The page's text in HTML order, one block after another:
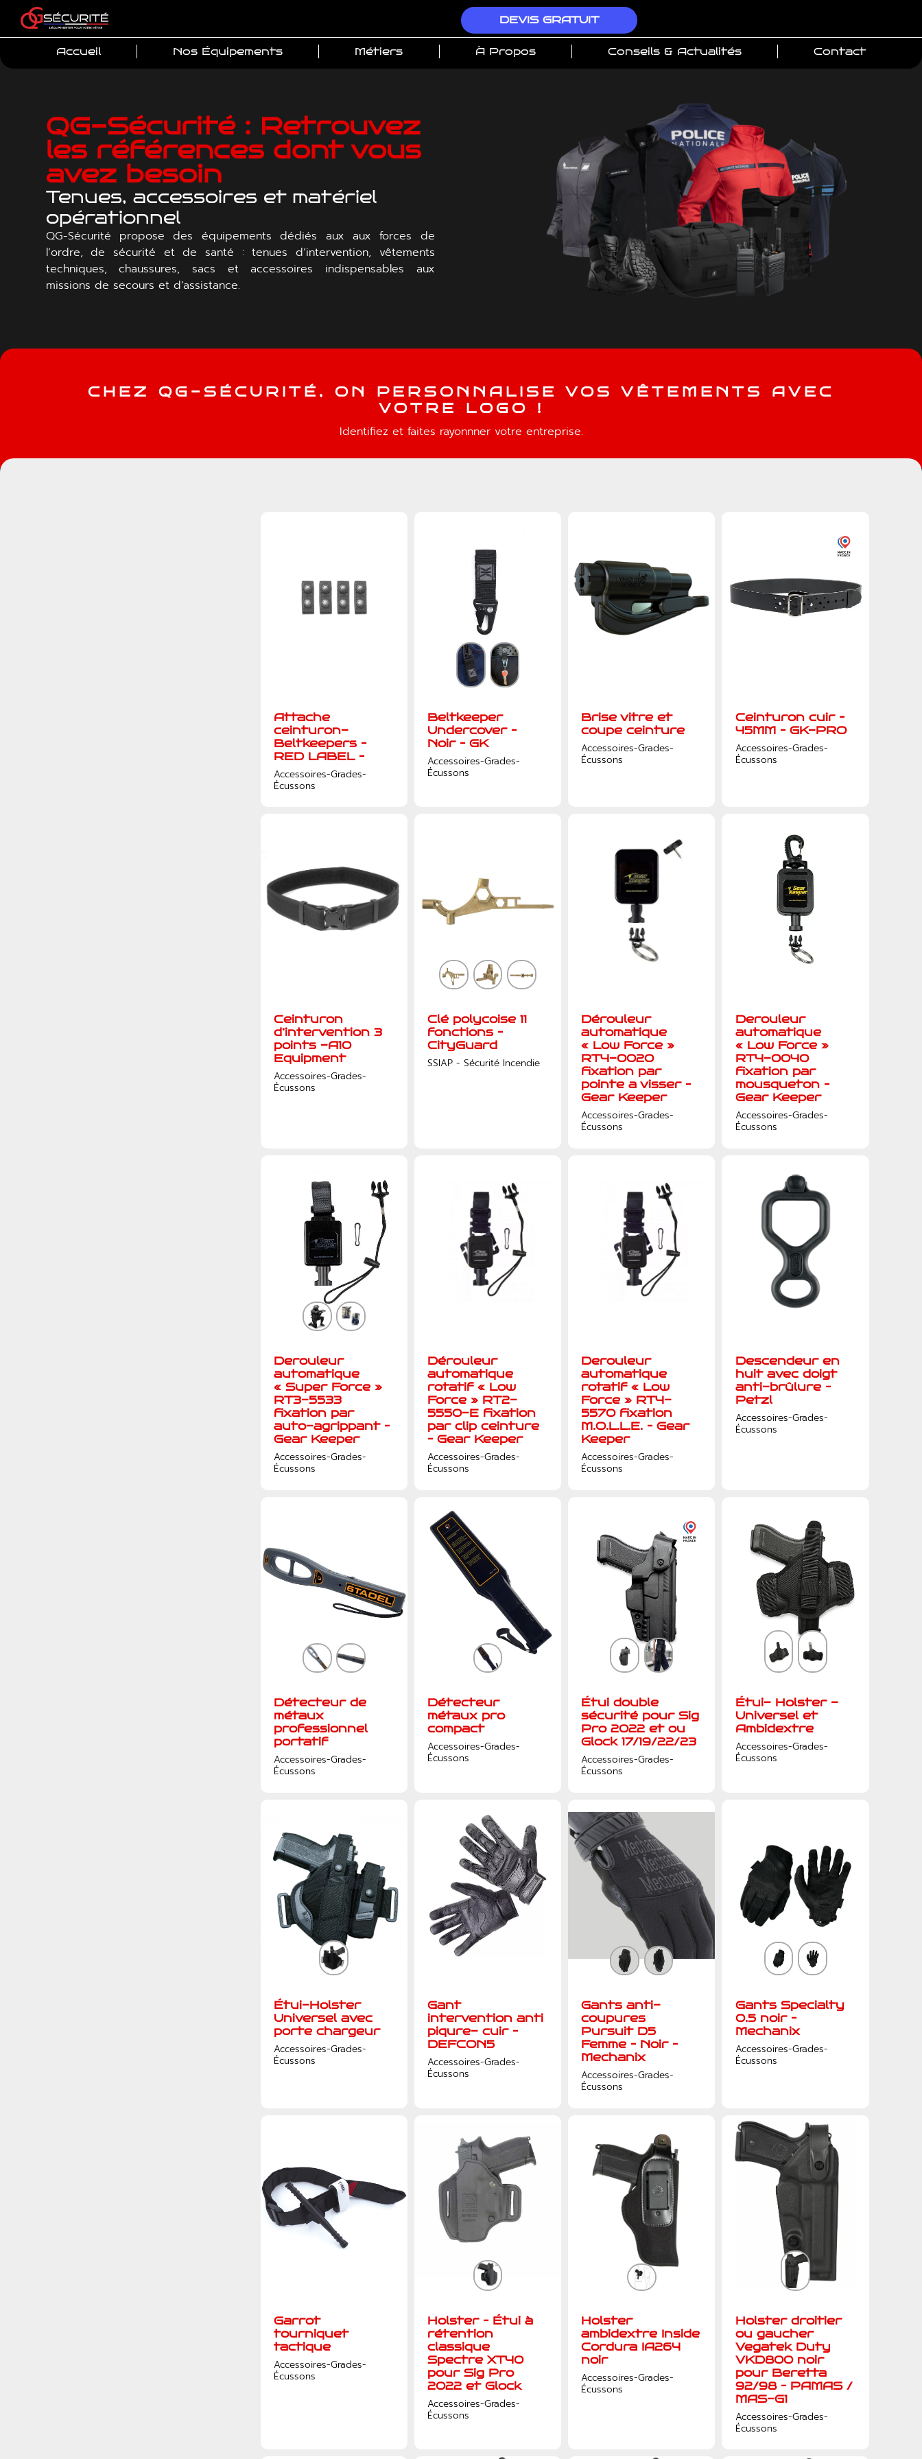
DEVIS GRATUIT
Accueil Nos Équipements Métiers À Propos Conseils & Actualités Contact
QG-Sécurité : Retrouvez
les références dont vous
avez besoin
Tenues, accessoires et matériel
opérationnel
QG-Sécurité propose des équipements dédiés aux aux forces de
l’ordre, de sécurité et de santé : tenues d’intervention, vêtements
techniques, chaussures, sacs et accessoires indispensables aux
missions de secours et d’assistance.
C H E Z QG - S É C U R I T É , O N P E R S O N N A L I S E VO S V Ê T E M E N T S A V E C
VOT R E LOG O
!
Identifiez et faites rayonnner votre entreprise.
Attache
ceinturon-
Beltkeepers –
RED LABEL –
Accessoires-Grades-
Écussons
Beltkeeper
Undercover –
Noir – GK
Accessoires-Grades-
Écussons
Brise vitre et
coupe ceinture
Accessoires-Grades-
Écussons
Ceinturon cuir –
45MM – GK-PRO
Accessoires-Grades-
Écussons
Ceinturon
d’intervention 3
points -A10
Equipment
Accessoires-Grades-
Écussons
Clé polycoise 11
fonctions –
CityGuard
SSIAP - Sécurité Incendie
Dérouleur
automatique
« Low Force »
RT4-0020
fixation par
pointe a visser –
Gear Keeper
Accessoires-Grades-
Écussons
Derouleur
automatique
« Low Force »
RT4-0040
fixation par
mousqueton –
Gear Keeper
Accessoires-Grades-
Écussons
Derouleur
automatique
« Super Force »
RT3-5533
fixation par
auto-agrippant –
Gear Keeper
Accessoires-Grades-
Écussons
Dérouleur
automatique
rotatif « Low
Force » RT2-
5550-E fixation
par clip ceinture
– Gear Keeper
Accessoires-Grades-
Écussons
Derouleur
automatique
rotatif « Low
Force » RT4-
5570 fixation
M.O.L.L.E. – Gear
Keeper
Accessoires-Grades-
Écussons
Descendeur en
huit avec doigt
anti-brûlure –
Petzl
Accessoires-Grades-
Écussons
Détecteur de
métaux
professionnel
portatif
Accessoires-Grades-
Écussons
Détecteur
métaux pro
compact
Accessoires-Grades-
Écussons
Étui double
sécurité pour Sig
Pro 2022 et ou
Glock 17/19/22/23
Accessoires-Grades-
Écussons
Étui- Holster -
Universel et
Ambidextre
Accessoires-Grades-
Écussons
Étui-Holster
Universel avec
porte chargeur
Accessoires-Grades-
Écussons
Gant
intervention anti
piqure- cuir –
DEFCON5
Accessoires-Grades-
Écussons
Gants anti-
coupures
Pursuit D5
Femme – Noir –
Mechanix
Accessoires-Grades-
Écussons
Gants Specialty
0.5 noir –
Mechanix
Accessoires-Grades-
Écussons
Garrot
tourniquet
tactique
Accessoires-Grades-
Écussons
Holster – Étui à
rétention
classique
Spectre XT40
pour Sig Pro
2022 et Glock
Accessoires-Grades-
Écussons
Holster
ambidextre Inside
Cordura IA264
noir
Accessoires-Grades-
Écussons
Holster droitier
ou gaucher
Vegatek Duty
VKD800 noir
pour Beretta
92/98 – PAMAS /
MAS-G1
Accessoires-Grades-
Écussons